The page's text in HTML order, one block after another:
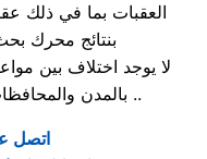
العقبات بما في ذلك
بنتائج محرك
لا يوجد اختلاف بين
بالمدن والمحافظات نهدف دائماً لراحة عملائنا ..
اتصل